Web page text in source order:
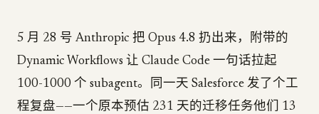
5 月 28 号 Anthropic 把 Opus 4.8 扔出来，附带的
Dynamic Workflows 让 Claude Code 一句话拉起
100-1000 个 subagent。同一天 Salesforce 发了个工
程复盘——一个原本预估 231 天的迁移任务他们 13